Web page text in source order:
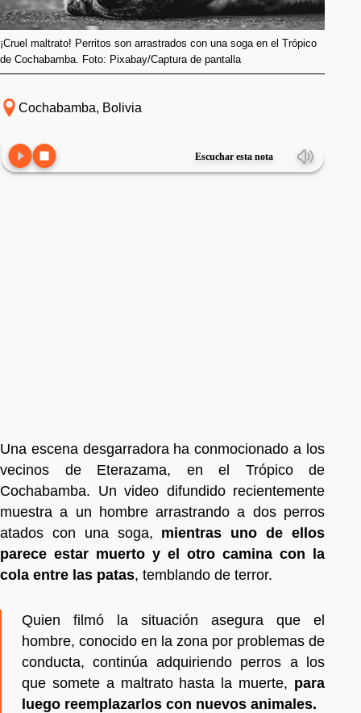
¡Cruel maltrato! Perritos son arrastrados con una soga en el Trópico
de Cochabamba. Foto: Pixabay/Captura de pantalla
Cochabamba, Bolivia
Escuchar esta nota
Una escena desgarradora ha conmocionado a los
vecinos de Eterazama, en el Trópico de
Cochabamba. Un video difundido recientemente
muestra a un hombre arrastrando a dos perros
atados con una soga, mientras uno de ellos
parece estar muerto y el otro camina con la
cola entre las patas, temblando de terror.
Quien filmó la situación asegura que el
hombre, conocido en la zona por problemas de
conducta, continúa adquiriendo perros a los
que somete a maltrato hasta la muerte, para
luego reemplazarlos con nuevos animales.